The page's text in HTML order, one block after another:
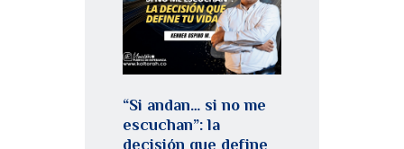
“Si andan… si no me
escuchan”: la
decisión que define